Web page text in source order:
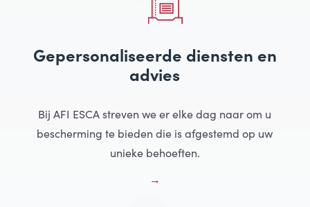
Gepersonaliseerde diensten en
advies
Bij AFI ESCA streven we er elke dag naar om u
bescherming te bieden die is afgestemd op uw
unieke behoeften.